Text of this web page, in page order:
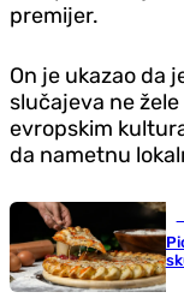
premijer.
On je ukazao da
slučajeva ne
evropskim
da nametnu